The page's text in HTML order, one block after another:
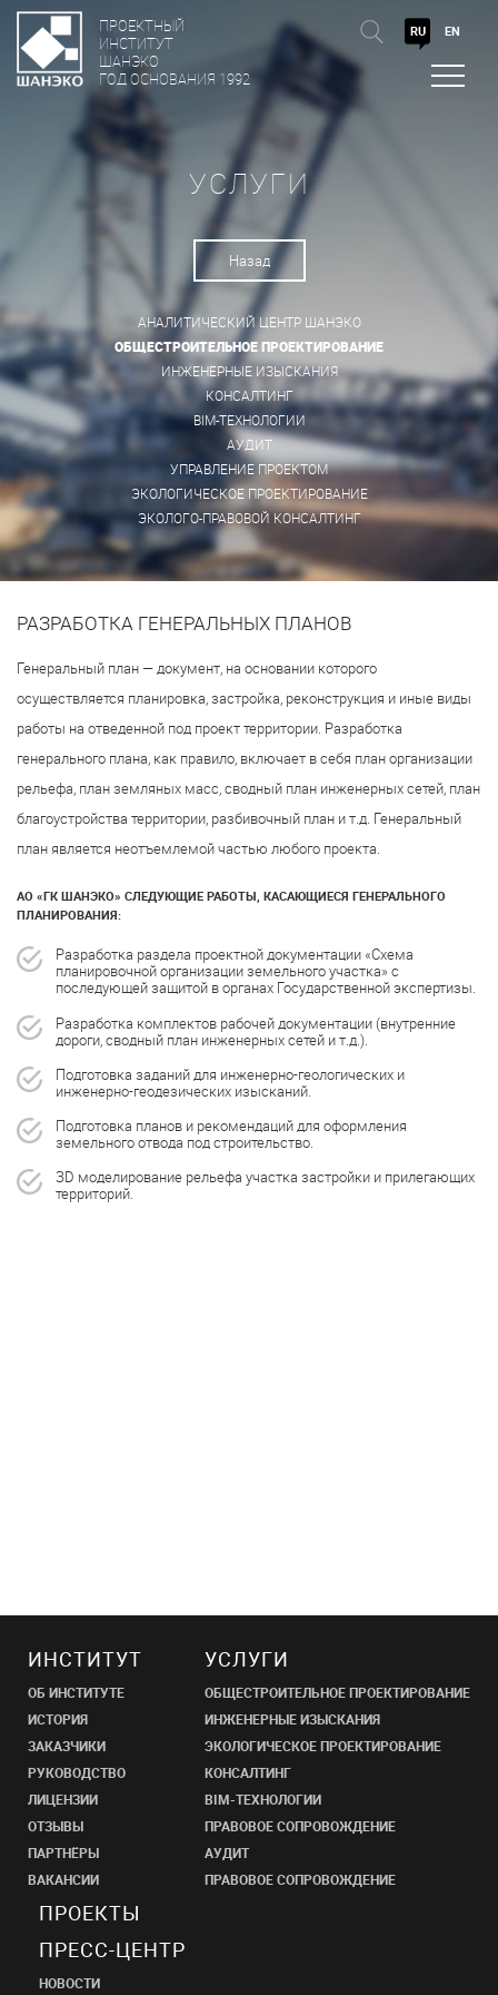
ПРОЕКТНЫЙ
ИНСТИТУТ
ШАНЭКО
ГОД ОСНОВАНИЯ 1992
RU EN
УСЛУГИ
Назад
АНАЛИТИЧЕСКИЙ ЦЕНТР ШАНЭКО
ОБЩЕСТРОИТЕЛЬНОЕ ПРОЕКТИРОВАНИЕ
ИНЖЕНЕРНЫЕ ИЗЫСКАНИЯ
КОНСАЛТИНГ
BIM-ТЕХНОЛОГИИ
АУДИТ
УПРАВЛЕНИЕ ПРОЕКТОМ
ЭКОЛОГИЧЕСКОЕ ПРОЕКТИРОВАНИЕ
ЭКОЛОГО-ПРАВОВОЙ КОНСАЛТИНГ
РАЗРАБОТКА ГЕНЕРАЛЬНЫХ ПЛАНОВ
Генеральный план — документ, на основании которого
осуществляется планировка, застройка, реконструкция и иные виды
работы на отведенной под проект территории. Разработка
генерального плана, как правило, включает в себя план организации
рельефа, план земляных масс, сводный план инженерных сетей, план
благоустройства территории, разбивочный план и т.д. Генеральный
план является неотъемлемой частью любого проекта.
АО «ГК ШАНЭКО» СЛЕДУЮЩИЕ РАБОТЫ, КАСАЮЩИЕСЯ ГЕНЕРАЛЬНОГО
ПЛАНИРОВАНИЯ:
Разработка раздела проектной документации «Схема
планировочной организации земельного участка» с
последующей защитой в органах Государственной экспертизы.
Разработка комплектов рабочей документации (внутренние
дороги, сводный план инженерных сетей и т.д.).
Подготовка заданий для инженерно-геологических и
инженерно-геодезических изысканий.
Подготовка планов и рекомендаций для оформления
земельного отвода под строительство.
ЗD моделирование рельефа участка застройки и прилегающих
территорий.
ИНСТИТУТ
ОБ ИНСТИТУТЕ
ИСТОРИЯ
ЗАКАЗЧИКИ
РУКОВОДСТВО
ЛИЦЕНЗИИ
ОТЗЫВЫ
ПАРТНЁРЫ
ВАКАНСИИ
УСЛУГИ
ОБЩЕСТРОИТЕЛЬНОЕ ПРОЕКТИРОВАНИЕ
ИНЖЕНЕРНЫЕ ИЗЫСКАНИЯ
ЭКОЛОГИЧЕСКОЕ ПРОЕКТИРОВАНИЕ
КОНСАЛТИНГ
BIM-ТЕХНОЛОГИИ
ПРАВОВОЕ СОПРОВОЖДЕНИЕ
АУДИТ
ПРАВОВОЕ СОПРОВОЖДЕНИЕ
ПРОЕКТЫ
ПРЕСС-ЦЕНТР
НОВОСТИ